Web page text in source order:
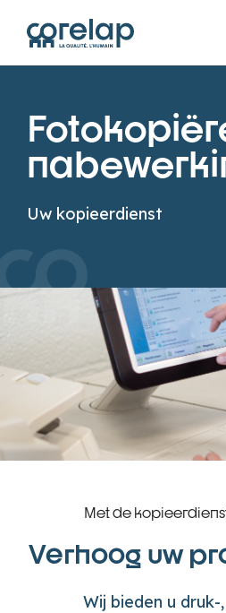
Uw kopieerdienst
Met de
Verhoog uw
Wij bieden u